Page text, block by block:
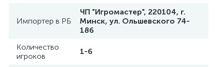
Импортер в РБ
ЧП "Игромастер", 220104, г.
Минск, ул. Ольшевского 74-
186
Количество
игроков
1-6